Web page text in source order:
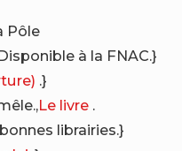
Pôle
à la FNAC.}
.}
Le livre .
librairies.}